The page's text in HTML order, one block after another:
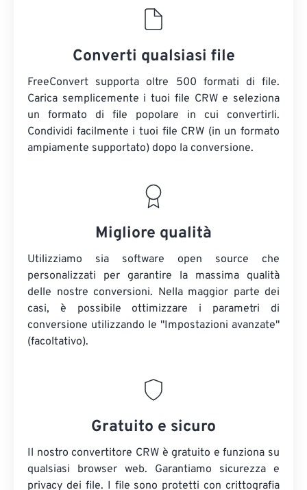
Converti qualsiasi file
FreeConvert supporta oltre 500 formati di file.
Carica semplicemente i tuoi file CRW e seleziona
un formato di file popolare in cui convertirli.
Condividi facilmente i tuoi file CRW (in un formato
ampiamente supportato) dopo la conversione.
Migliore qualità
Utilizziamo sia software open source che
personalizzati per garantire la massima qualità
delle nostre conversioni. Nella maggior parte dei
casi, è possibile ottimizzare i parametri di
conversione utilizzando le "Impostazioni avanzate"
(facoltativo).
Gratuito e sicuro
Il nostro convertitore CRW è gratuito e funziona su
qualsiasi browser web. Garantiamo sicurezza e
privacy dei file. I file sono protetti con crittografia